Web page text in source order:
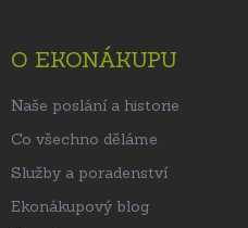
O EKONÁKUPU
Naše poslání a historie
Co všechno děláme
Služby a poradenství
Ekonákupový blog